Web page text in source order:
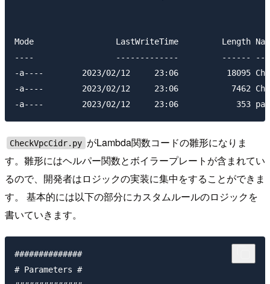
Mode                 LastWriteTime         Length
----                 -------------         ------
-a----        2023/02/12     23:06          18095
-a----        2023/02/12     23:06           7462
CheckVpcCidr.py がLambda関数コードの雛形になりま
す。雛形にはヘルパー関数とボイラープレートが含まれてい
るので、開発者はロジックの実装に集中をすることができま
す。 基本的には以下の部分にカスタムルールのロジックを
書いていきます。
##############
# Parameters #